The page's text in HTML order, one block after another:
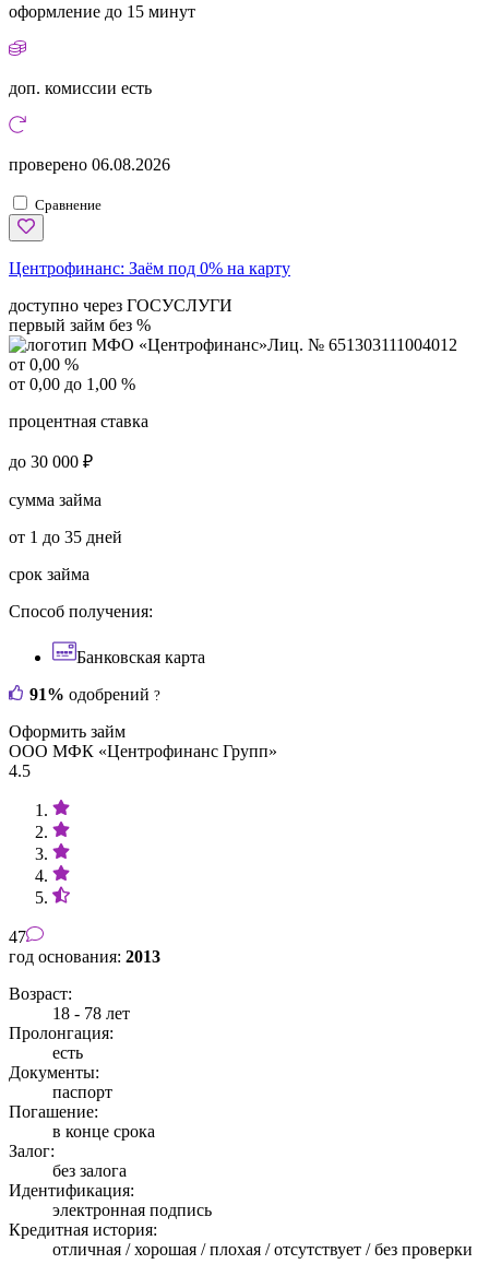
оформление до 15 минут
доп. комиссии есть
проверено 06.08.2026
Сравнение
Центрофинанс: Заём под 0% на карту
доступно через ГОСУСЛУГИ
первый займ без %
Лиц. № 651303111004012
от 0,00 %
от 0,00 до 1,00 %
процентная ставка
до 30 000 ₽
сумма займа
от 1 до 35 дней
срок займа
Способ получения:
Банковская карта
91% одобрений ?
Оформить займ
ООО МФК «Центрофинанс Групп»
4.5
47
год основания: 2013
Возраст:
18 - 78 лет
Пролонгация:
есть
Документы:
паспорт
Погашение:
в конце срока
Залог:
без залога
Идентификация:
электронная подпись
Кредитная история:
отличная / хорошая / плохая / отсутствует / без проверки